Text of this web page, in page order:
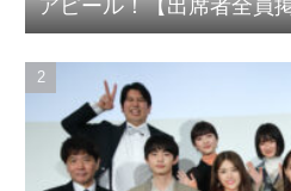
アピール！【出席者全員